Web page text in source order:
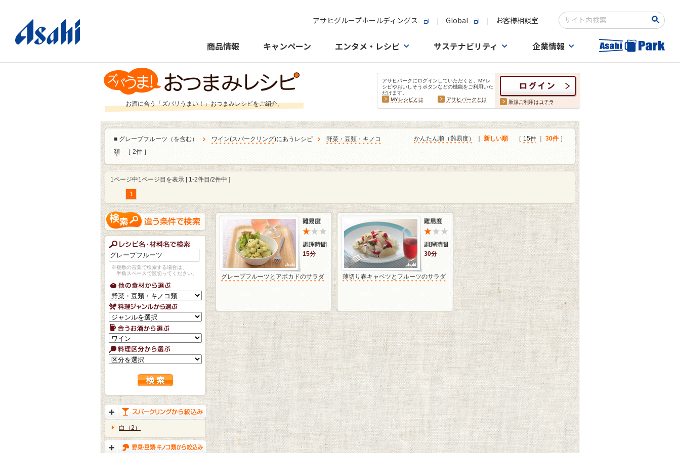
アサヒグループホールディングス Global お客様相談室
検索キーワード入力
商品情報 キャンペーン エンタメ・レシピ サステナビリティ 企業情報
お酒に合う「ズバリうまい！」おつまみレシピをご紹介。
アサヒパークにログインしていただくと、MYレ
シピやおいしそうボタンなどの機能をご利用いた
だけます。
MYレシピとは
アサヒパークとは 新規ご利用はコチラ
■ グレープフルーツ（を含む） ワイン(スパークリング)にあうレシピ
野菜・豆類・キノコ
類
［ 2件 ］
かんたん順（難易度） 新しい順 ［ 15件 30件 ］
1ページ中1ページ目を表示 [ 1-2件目/2件中 ]
1
※複数の言葉で検索する場合は、
半角スペースで区切ってください。
白（2）
15分
グレープフルーツとアボカドのサラダ
30分
薄切り春キャベツとフルーツのサラダ